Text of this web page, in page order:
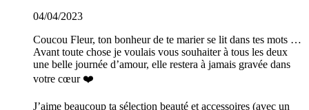
04/04/2023
Coucou Fleur, ton bonheur de te marier se lit dans tes mots …
Avant toute chose je voulais vous souhaiter à tous les deux
une belle journée d’amour, elle restera à jamais gravée dans
votre cœur ❤️
J’aime beaucoup ta sélection beauté et accessoires (avec un